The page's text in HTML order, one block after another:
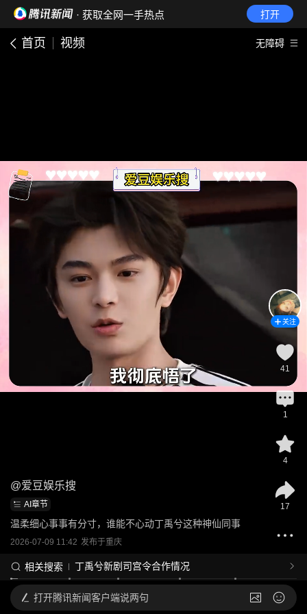
· 获取全网一手热点 打开
首页 视频 无障碍
@爱豆娱乐搜
AI章节
温柔细心事事有分寸，谁能不心动丁禹兮这种神仙同事
2026-07-09 11:42 发布于重庆
相关搜索 丁禹兮新剧司宫令合作情况
关注
41
1
4
17
打开腾讯新闻客户端说两句